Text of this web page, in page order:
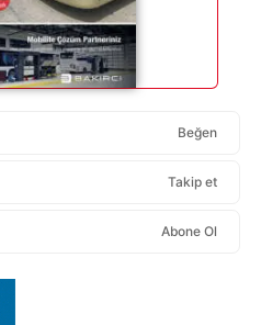
Beğen
Takip et
Abone Ol